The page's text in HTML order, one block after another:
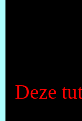
Deze